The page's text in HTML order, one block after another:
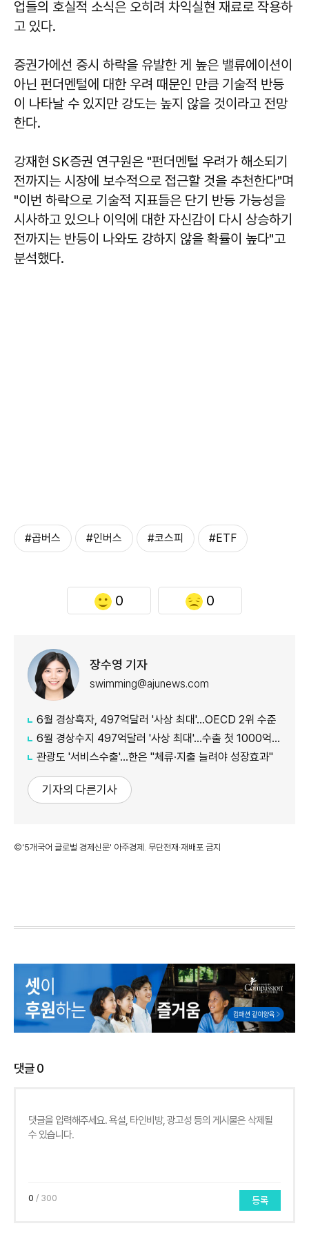
업들의 호실적 소식은 오히려 차익실현 재료로 작용하
고 있다.
증권가에선 증시 하락을 유발한 게 높은 밸류에이션이
아닌 펀더멘털에 대한 우려 때문인 만큼 기술적 반등
이 나타날 수 있지만 강도는 높지 않을 것이라고 전망
한다.
강재현 SK증권 연구원은 "펀더멘털 우려가 해소되기
전까지는 시장에 보수적으로 접근할 것을 추천한다"며
"이번 하락으로 기술적 지표들은 단기 반등 가능성을
시사하고 있으나 이익에 대한 자신감이 다시 상승하기
전까지는 반등이 나와도 강하지 않을 확률이 높다"고
분석했다.
#곱버스 #인버스 #코스피 #ETF
0 0
장수영 기자
swimming@ajunews.com
6월 경상흑자, 497억달러 '사상 최대'…OECD 2위 수준
6월 경상수지 497억달러 '사상 최대'…수출 첫 1000억달러 돌파
관광도 '서비스수출'…한은 "체류·지출 늘려야 성장효과"
기자의 다른기사
©'5개국어 글로벌 경제신문' 아주경제. 무단전재·재배포 금지
댓글0
0 / 300 등록